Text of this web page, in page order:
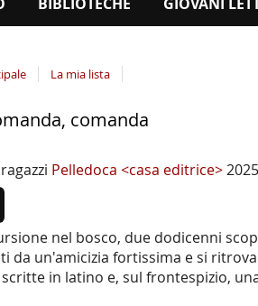
La mia lista
comanda
Pelledoca <casa editrice>2025
nel bosco, due dodicenni
da un'amicizia fortissima e si
in latino e, sul frontespizio,